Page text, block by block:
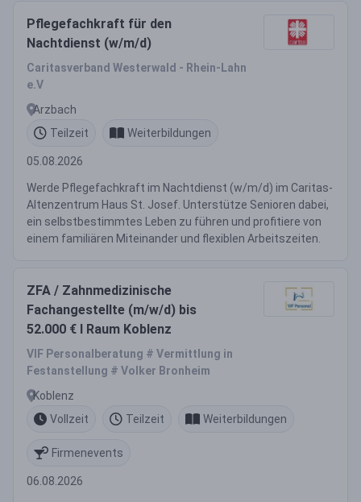
Pflegefachkraft für den
Nachtdienst (w/m/d)
Caritasverband Westerwald - Rhein-Lahn
e.V
Arzbach
Teilzeit
Weiterbildungen
05.08.2026
Werde Pflegefachkraft im Nachtdienst (w/m/d) im Caritas-
Altenzentrum Haus St. Josef. Unterstütze Senioren dabei,
ein selbstbestimmtes Leben zu führen und profitiere von
einem familiären Miteinander und flexiblen Arbeitszeiten.
ZFA / Zahnmedizinische
Fachangestellte (m/w/d) bis
52.000 € I Raum Koblenz
VIF Personalberatung # Vermittlung in
Festanstellung # Volker Bronheim
Koblenz
Vollzeit
Teilzeit Weiterbildungen
Firmenevents
06.08.2026